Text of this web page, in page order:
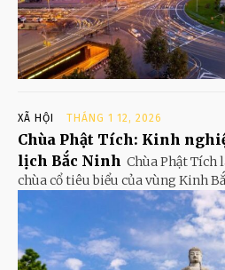
XÃ HỘI THÁNG 1 12, 2026
Chùa Phật Tích: Kinh
lịch Bắc Ninh Chùa Phật
chùa cổ tiêu biểu của vùng Kinh